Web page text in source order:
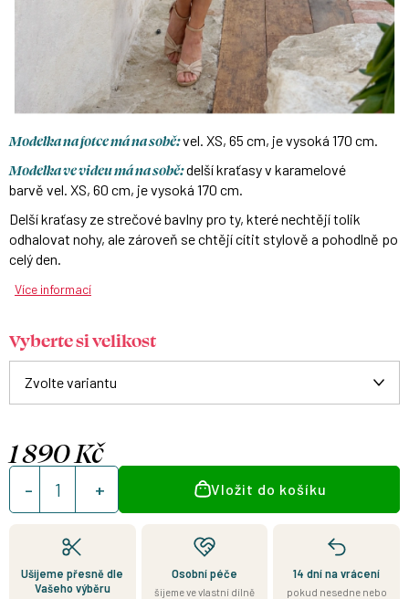
Modelka na fotce má na sobě:vel. XS, 65 cm, je vysoká 170 cm.
Modelka ve videu má na sobě:delší kraťasy v karamelové
barvě vel. XS, 60 cm, je vysoká 170 cm.
Delší kraťasy ze strečové bavlny pro ty, které nechtějí tolik
odhalovat nohy, ale zároveň se chtějí cítit stylově a pohodlně po
celý den.
Více informací
Vyberte si velikost
1 890 Kč
Měrná
cena:
Vložit do košíku
Ušijeme přesně dle
Vašeho výběru
Osobní péče
šijeme ve vlastní dílně
14 dní na vrácení
pokud nesedne nebo